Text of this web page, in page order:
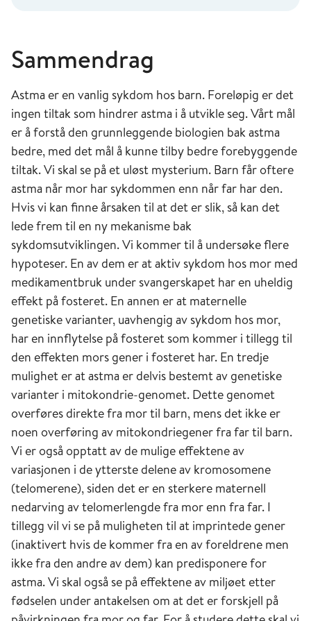
Sammendrag
Astma er en vanlig sykdom hos barn. Foreløpig er det
ingen tiltak som hindrer astma i å utvikle seg. Vårt mål
er å forstå den grunnleggende biologien bak astma
bedre, med det mål å kunne tilby bedre forebyggende
tiltak. Vi skal se på et uløst mysterium. Barn får oftere
astma når mor har sykdommen enn når far har den.
Hvis vi kan finne årsaken til at det er slik, så kan det
lede frem til en ny mekanisme bak
sykdomsutviklingen. Vi kommer til å undersøke flere
hypoteser. En av dem er at aktiv sykdom hos mor med
medikamentbruk under svangerskapet har en uheldig
effekt på fosteret. En annen er at maternelle
genetiske varianter, uavhengig av sykdom hos mor,
har en innflytelse på fosteret som kommer i tillegg til
den effekten mors gener i fosteret har. En tredje
mulighet er at astma er delvis bestemt av genetiske
varianter i mitokondrie-genomet. Dette genomet
overføres direkte fra mor til barn, mens det ikke er
noen overføring av mitokondriegener fra far til barn.
Vi er også opptatt av de mulige effektene av
variasjonen i de ytterste delene av kromosomene
(telomerene), siden det er en sterkere maternell
nedarving av telomerlengde fra mor enn fra far. I
tillegg vil vi se på muligheten til at imprintede gener
(inaktivert hvis de kommer fra en av foreldrene men
ikke fra den andre av dem) kan predisponere for
astma. Vi skal også se på effektene av miljøet etter
fødselen under antakelsen om at det er forskjell på